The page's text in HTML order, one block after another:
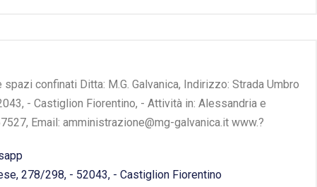
confinati Ditta: M.G. Galvanica, Indirizzo: Strada Umbro
- Castiglion Fiorentino, - Attività in: Alessandria e
Email: amministrazione@mg-galvanica.it www.?
278/298, - 52043, - Castiglion Fiorentino